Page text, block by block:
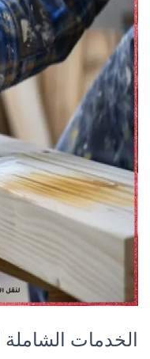
الخدمات الشاملة